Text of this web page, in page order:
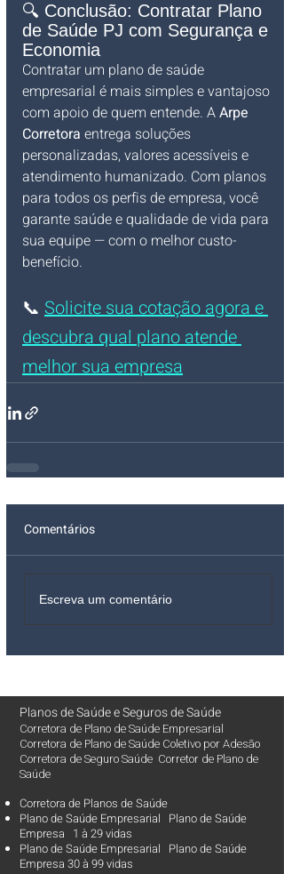
🔍 Conclusão: Contratar Plano
de Saúde PJ com Segurança e
Economia
Contratar um plano de saúde
empresarial é mais simples e vantajoso
com apoio de quem entende. A Arpe
Corretora entrega soluções
personalizadas, valores acessíveis e
atendimento humanizado. Com planos
para todos os perfis de empresa, você
garante saúde e qualidade de vida para
sua equipe — com o melhor custo-
benefício.
📞 Solicite sua cotação agora e
descubra qual plano atende
melhor sua empresa
Comentários
Escreva um comentário
Planos de SaúdeeSeguros de Saúde
Corretora de Plano de Saúde Empresarial
Corretora de Plano de Saúde Coletivo por Adesão
Corretora de Seguro Saúde Corretor de Plano de
Saúde
Corretora de Planos de Saúde
Plano de Saúde Empresarial Plano de Saúde
Empresa 1 à 29 vidas
Plano de Saúde Empresarial Plano de Saúde
Empresa 30 à 99 vidas ​